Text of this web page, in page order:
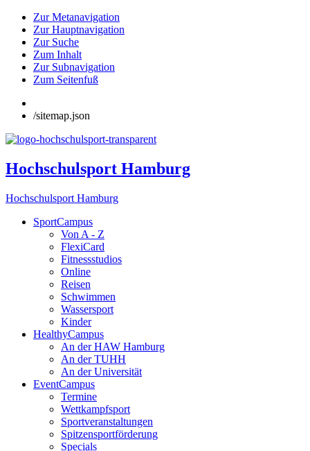
Zur Metanavigation
Zur Hauptnavigation
Zur Suche
Zum Inhalt
Zur Subnavigation
Zum Seitenfuß
/sitemap.json
Hochschulsport Hamburg
Hochschulsport Hamburg
SportCampus
Von A - Z
FlexiCard
Fitnessstudios
Online
Reisen
Schwimmen
Wassersport
Kinder
HealthyCampus
An der HAW Hamburg
An der TUHH
An der Universität
EventCampus
Termine
Wettkampfsport
Sportveranstaltungen
Spitzensportförderung
Specials